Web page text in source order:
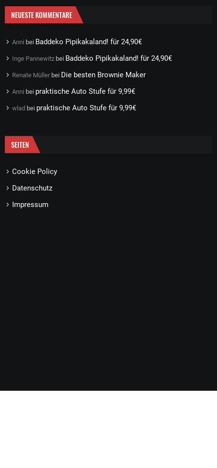
NEUESTE KOMMENTARE
Anni bei Baddeko Pipikakaland! für 24,90€
Inge Pannewitz bei Baddeko Pipikakaland! für 24,90€
Renate Müller bei Die besten Brownie Maker
Anni bei praktische Auto Stufe für 9,99€
wlad bei praktische Auto Stufe für 9,99€
SEITEN
Cookie Policy
Datenschutz
Impressum